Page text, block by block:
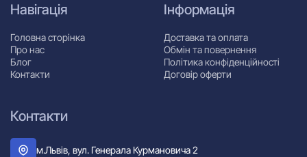
Навігація
Головна сторінка
Про нас
Блог
Контакти
Інформація
Доставка та оплата
Обмін та повернення
Політика конфіденційності
Договір оферти
Контакти
м.Львів, вул. Генерала Курмановича 2